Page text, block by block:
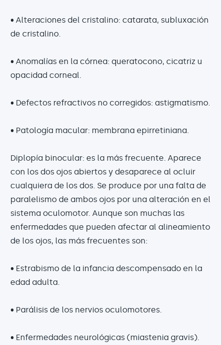
• Alteraciones del cristalino: catarata, subluxación
de cristalino.
• Anomalías en la córnea: queratocono, cicatriz u
opacidad corneal.
• Defectos refractivos no corregidos: astigmatismo.
• Patología macular: membrana epirretiniana.
Diplopía binocular: es la más frecuente. Aparece
con los dos ojos abiertos y desaparece al ocluir
cualquiera de los dos. Se produce por una falta de
paralelismo de ambos ojos por una alteración en el
sistema oculomotor. Aunque son muchas las
enfermedades que pueden afectar al alineamiento
de los ojos, las más frecuentes son:
• Estrabismo de la infancia descompensado en la
edad adulta.
• Parálisis de los nervios oculomotores.
• Enfermedades neurológicas (miastenia gravis).